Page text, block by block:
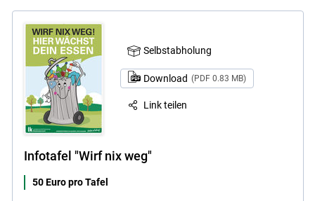
Selbstabholung
Download (PDF 0.83 MB)
Link teilen
Infotafel "Wirf nix weg"
50 Euro pro Tafel